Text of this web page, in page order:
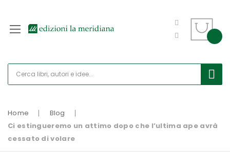
Home
Blog
Ci estingueremo un attimo dopo che l’ultima ape avrà
cessato di volare